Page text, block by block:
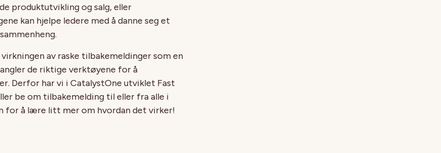
produktutvikling og salg, eller
kan hjelpe ledere med å danne seg et
av raske tilbakemeldinger som en
de riktige verktøyene for å
Derfor har vi i CatalystOne utviklet Fast
be om tilbakemelding til eller fra alle i
for å lære litt mer om hvordan det virker!